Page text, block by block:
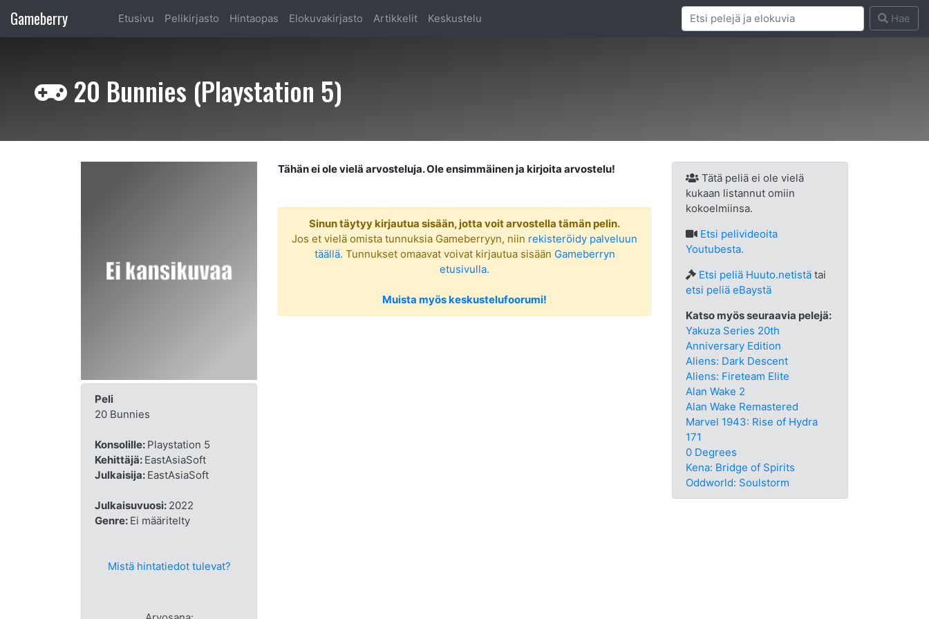
Gameberry Etusivu Pelikirjasto Hintaopas Elokuvakirjasto Artikkelit Keskustelu Hae
20 Bunnies (Playstation 5)
Peli
20 Bunnies
Konsolille: Playstation 5
Kehittäjä: EastAsiaSoft
Julkaisija: EastAsiaSoft
Julkaisuvuosi: 2022
Genre: Ei määritelty
Mistä hintatiedot tulevat?
Tähän ei ole vielä arvosteluja. Ole ensimmäinen ja kirjoita arvostelu!
Sinun täytyy kirjautua sisään, jotta voit arvostella tämän pelin.
Jos et vielä omista tunnuksia Gameberryyn, niin rekisteröidy palveluun
täällä. Tunnukset omaavat voivat kirjautua sisään Gameberryn
etusivulla.
Muista myös keskustelufoorumi!
Tätä peliä ei ole vielä
kukaan listannut omiin
kokoelmiinsa.
Etsi pelivideoita
Youtubesta.
Etsi peliä Huuto.netistätai
etsi peliä eBaystä
Katso myös seuraavia pelejä:
Yakuza Series 20th
Anniversary Edition
Aliens: Dark Descent
Aliens: Fireteam Elite
Alan Wake 2
Alan Wake Remastered
Marvel 1943: Rise of Hydra
171
0 Degrees
Kena: Bridge of Spirits
Oddworld: Soulstorm